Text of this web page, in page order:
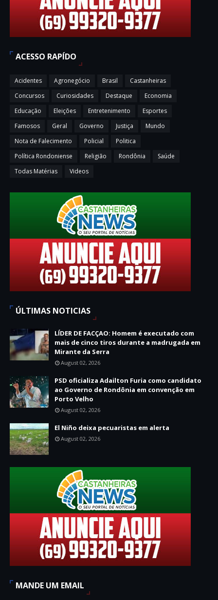
ACESSO RAPÍDO
Acidentes Agronegócio Brasil
Castanheiras
Concursos
Curiosidades Destaque
Economia
Educação
Eleições Entretenimento
Esportes
Famosos
Geral Governo Justiça
Mundo
Nota de Falecimento
Policial
Politica
Política Rondoniense
Religião Rondônia
Saúde
Todas Matérias
Videos
ÚLTIMAS NOTICIAS
LÍDER DE FACÇAO: Homem é executado com
mais de cinco tiros durante a madrugada em
Mirante da Serra
August 02, 2026
PSD oficializa Adailton Furia como candidato
ao Governo de Rondônia em convenção em
Porto Velho
August 02, 2026
El Niño deixa pecuaristas em alerta
August 02, 2026
MANDE UM EMAIL